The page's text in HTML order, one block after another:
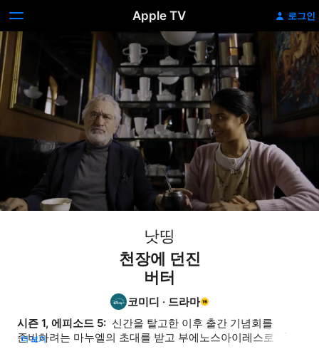
Apple TV 로그인
낫띵
천장에 던진
버터
코미디 · 드라마
시즌 1, 에피소드 5: 신간을 탈고한 이후 출간 기념회를
준비하려는 마누엘의 초대를 받고 부에노스아이레스로 향한
더 보기